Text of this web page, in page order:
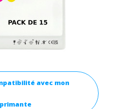
avec mon